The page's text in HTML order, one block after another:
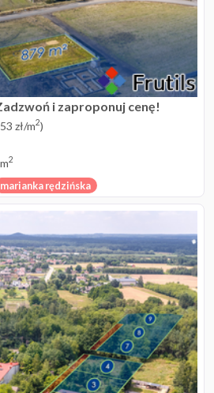
i zaproponuj cenę!
zł/m2)
2
marianka rędzińska